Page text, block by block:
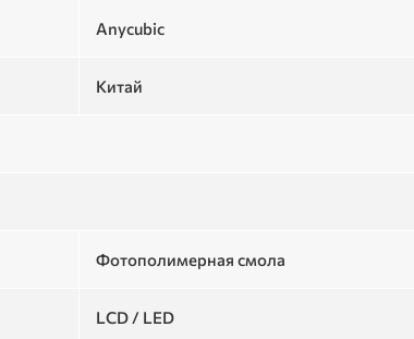
Anycubic
Китай
Фотополимерная смола
LCD / LED